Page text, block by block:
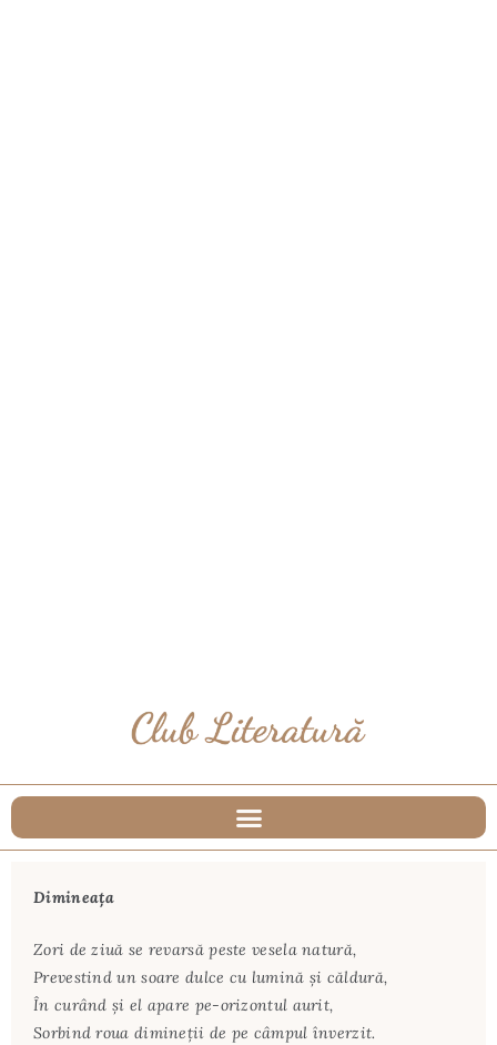
Dimineața
Zori de ziuă se revarsă peste vesela natură,
Prevestind un soare dulce cu lumină şi căldură,
În curând şi el apare pe-orizontul aurit,
Sorbind roua dimineţii de pe câmpul înverzit.